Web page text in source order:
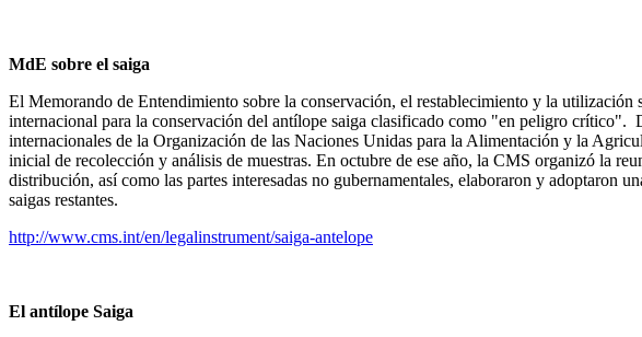
MdE sobre el saiga
El Memorando de Entendimiento sobre la conservación, el restablecimiento y la
internacional para la conservación del antílope saiga clasificado como "en peligro crítico".
internacionales de la Organización de las Naciones Unidas para la Alimentación y la
inicial de recolección y análisis de muestras. En octubre de ese año, la CMS organizó la
distribución, así como las partes interesadas no gubernamentales, elaboraron y adoptaron
saigas restantes.
http://www.cms.int/en/legalinstrument/saiga-antelope
El antílope Saiga